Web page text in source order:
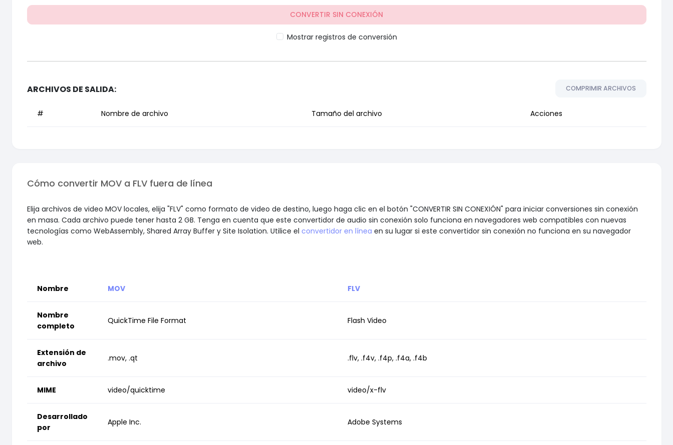
CONVERTIR SIN CONEXIÓN
Mostrar registros de conversión
ARCHIVOS DE SALIDA: COMPRIMIR ARCHIVOS
# Nombre de archivo Tamaño del archivo Acciones
Cómo convertir MOV a FLV fuera de línea
Elija archivos de video MOV locales, elija "FLV" como formato de video de destino, luego haga clic en el botón "CONVERTIR SIN CONEXIÓN" para iniciar conversiones sin conexión
en masa. Cada archivo puede tener hasta 2 GB. Tenga en cuenta que este convertidor de audio sin conexión solo funciona en navegadores web compatibles con nuevas
tecnologías como WebAssembly, Shared Array Buffer y Site Isolation. Utilice el convertidor en línea en su lugar si este convertidor sin conexión no funciona en su navegador
web.
Nombre MOV FLV
Nombre
completo
QuickTime File Format Flash Video
Extensión de
archivo
.mov, .qt .flv, .f4v, .f4p, .f4a, .f4b
MIME video/quicktime video/x-flv
Desarrollado
por
Apple Inc. Adobe Systems